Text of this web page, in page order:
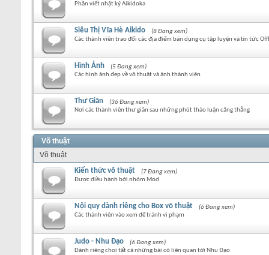
Phần viết nhật ký Aikidoka
Siêu Thị Vĩa Hè Aikido
(8 Đang xem)
Các thành viên trao đổi các địa điểm bán dụng cụ tập luyện và tin tức
Hình Ảnh
(5 Đang xem)
Các hình ảnh đẹp về võ thuật và ảnh thành viên
Thư Giãn
(36 Đang xem)
Nơi các thành viên thư giãn sau những phút thảo luận căng thẳng
Võ thuật
Võ thuật
Kiến thức võ thuật
(7 Đang xem)
Được điều hành bởi nhóm Mod
Nội quy dành riêng cho Box võ thuật
(6 Đang xem)
Các thành viên vào xem để tránh vi phạm
Judo - Nhu Đạo
(6 Đang xem)
Dành riêng choi tất cà những bài có liên quan tới Nhu Đạo